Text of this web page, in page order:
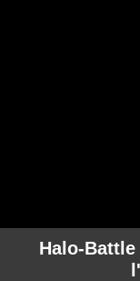
Halo-